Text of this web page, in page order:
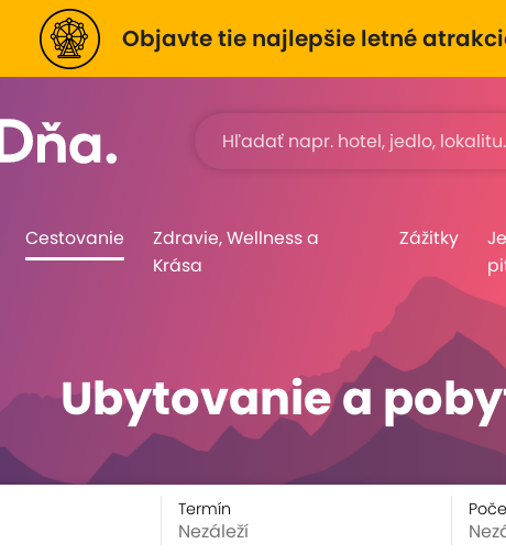
Objavte tie najlepšie letné
Cestovanie
Zdravie, Wellness a
Krása
Zážitky
Ubytovanie a
Termín